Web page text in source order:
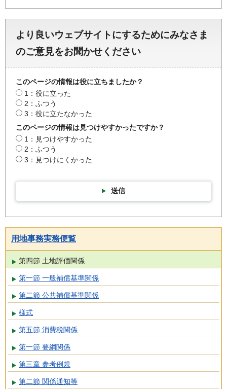
より良いウェブサイトにするためにみなさま
のご意見をお聞かせください
このページの情報は役に立ちましたか？
1：役に立った
2：ふつう
3：役に立たなかった
このページの情報は見つけやすかったですか？
1：見つけやすかった
2：ふつう
3：見つけにくかった
送信
用地事務実務便覧
第四節 土地評価関係
第一節 一般補償基準関係
第二節 公共補償基準関係
様式
第五節 消費税関係
第一節 要綱関係
第三章 参考例規
第二節 関係通知等